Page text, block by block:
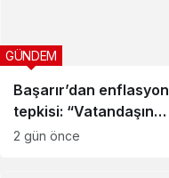
Başarır’dan enflasyon
tepkisi: “Vatandaşın
cebi virane”
GÜNDEM
2 gün önce